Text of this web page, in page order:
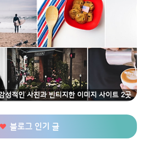
성적인 사진과 빈티지한 이미지 사이트 2곳
블로그 인기 글